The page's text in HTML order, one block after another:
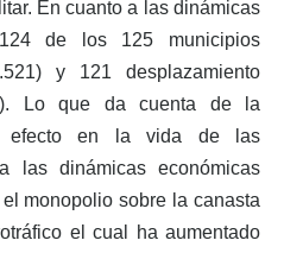
En cuanto a las dinámicas
de los 125 municipios
y 121 desplazamiento
Lo que da cuenta de la
efecto en la vida de las
las dinámicas económicas
monopolio sobre la canasta
el cual ha aumentado